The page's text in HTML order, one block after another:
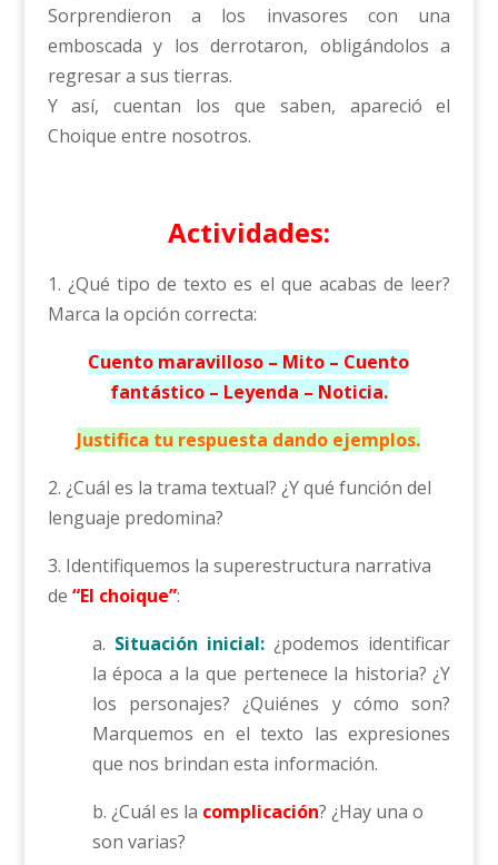
Sorprendieron a los invasores con una
emboscada y los derrotaron, obligándolos a
regresar a sus tierras.
Y así, cuentan los que saben, apareció el
Choique entre nosotros.
Actividades:
1. ¿Qué tipo de texto es el que acabas de leer?
Marca la opción correcta:
Cuento maravilloso – Mito – Cuento
fantástico – Leyenda – Noticia.
Justifica tu respuesta dando ejemplos.
2. ¿Cuál es la trama textual? ¿Y qué función del
lenguaje predomina?
3. Identifiquemos la superestructura narrativa
de “El choique”:
a. Situación inicial: ¿podemos identificar
la época a la que pertenece la historia? ¿Y
los personajes? ¿Quiénes y cómo son?
Marquemos en el texto las expresiones
que nos brindan esta información.
b. ¿Cuál es la complicación? ¿Hay una o
son varias?